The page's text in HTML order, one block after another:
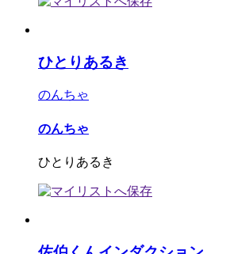
ひとりあるき
のんちゃ
のんちゃ
ひとりあるき